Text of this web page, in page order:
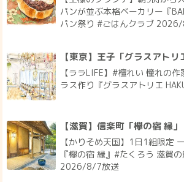
パンが並ぶ本格ベーカリー『
パン祭り #ごはんクラブ
【東京】王子「グラスアトリ
【ララLIFE】#檀れい 憧れの
ラス作り『グラスアトリエ
【滋賀】信楽町「欅の宿 縁」
【かりそめ天国】1日1組限定
『欅の宿 縁』#たくろう 滋賀
2026/8/7放送